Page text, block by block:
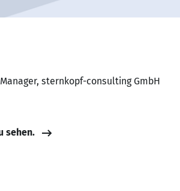
sternkopf-consulting GmbH
sehen.